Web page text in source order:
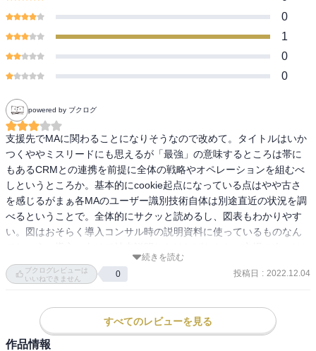
ーケティングオートメーション×CRM（CRMと掛け合わせたマーケ
「活用法」を提案します。
0
1
0
0
powered by ブクログ
支援先でMAに関わることになりそうなので改めて。タイトルはいか
つくややミスリードにも思えるが「最強」の意味するところは帯に
もあるCRMとの連携を前提に全体の戦略やオペレーションを組むべ
しというところか。基本的にcookie起点になっている点はやや古さ
を感じるがまぁ各MAのユーザー識別技術自体は別途直近の状況を調
べるということで。全体的にサクッと読めるし、図表もわかりやす
い。図はおそらく導入コンサル時の説明資料に使っているものなん
参考になりそうです。
続きを読む
ブクログレビューは
いいねできません
0 投稿日 : 2022.12.04
すべてのレビューを見る
作品情報